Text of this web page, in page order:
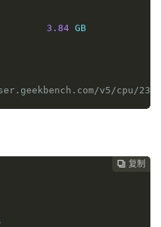
3.84 GB
v5/cpu/
 复制
 复制
 复制
 复制
 复制